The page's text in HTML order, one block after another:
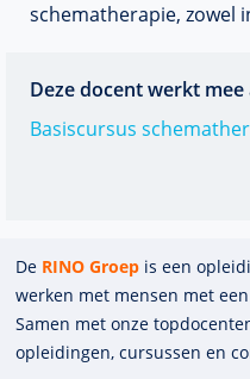
schematherapie, zowel
Deze docent werkt mee
Basiscursus
De RINO Groep is een
werken met mensen met
Samen met onze
opleidingen, cursussen en